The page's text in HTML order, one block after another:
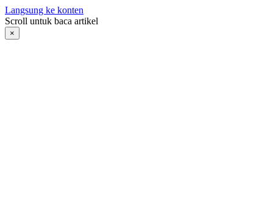
Langsung ke konten
Scroll untuk baca artikel
×